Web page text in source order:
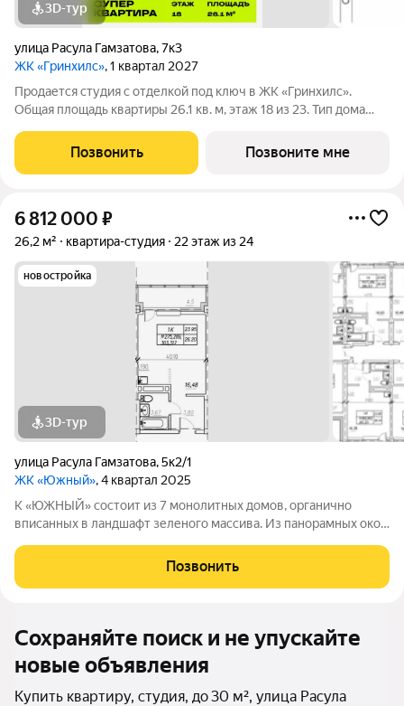
3D-тур
улица Расула Гамзатова,7к3
ЖК «Гринхилс», 1 квартал 2027
Продается студия с отделкой под ключ в ЖК «Гринхилс».
Общая площадь квартиры 26.1 кв. м, этаж 18 из 23. Тип дома
жилой квартал комфорт-класса в выгодной локации
микрорайона Зеленый угол:
Позвонить Позвоните мне
6 812 000 ₽
26,2 м² квартира-студия 22 этаж из 24
новостройка
3D-тур
улица Расула Гамзатова,5к2/1
ЖК «Южный», 4 квартал 2025
К «ЮЖНЫЙ» состоит из 7 монолитных домов, органично
вписанных в ландшафт зеленого массива. Из панорамных окон
Благоустроенная территория и современная инфраструктура
создадут все условия для вашей
Позвонить
Сохраняйте поиск и не упускайте
новые объявления
Купить квартиру, студия, до 30 м², улица Расула